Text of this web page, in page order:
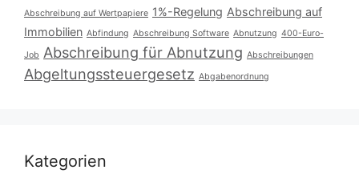
Abschreibung auf Wertpapiere 1%-Regelung Abschreibung auf
Immobilien Abfindung Abschreibung Software Abnutzung 400-Euro-
Job Abschreibung für Abnutzung Abschreibungen
Abgeltungssteuergesetz Abgabenordnung
Kategorien